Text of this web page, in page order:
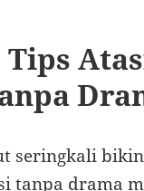
Tips
seringkali
tanpa drama